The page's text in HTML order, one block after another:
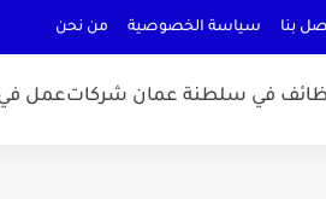
بنا سياسة الخصوصية من نحن
في سلطنة عمان شركاتعمل